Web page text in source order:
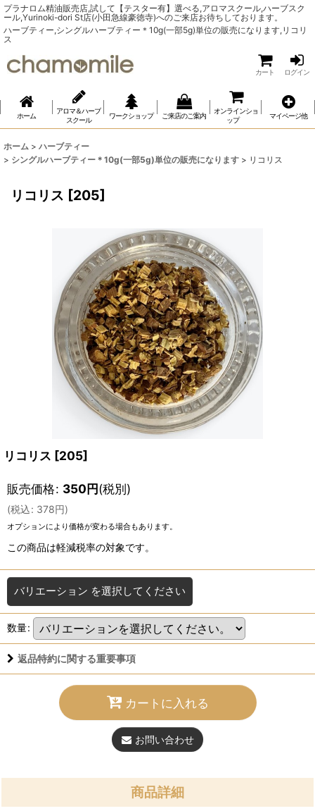
プラナロム精油販売店,試して【テスター有】選べる,アロマスクール,ハーブスク
ール,Yurinoki-dori St店(小田急線豪徳寺)へのご来店お待ちしております。
ハーブティー,シングルハーブティー＊10g(一部5g)単位の販売になります,リコリ
ス
カート ログイン
ホーム
アロマ＆ハーブ
スクール
ワークショップ ご来店のご案内
オンラインショ
ップ
マイページ他
ホーム > ハーブティー
> シングルハーブティー＊10g(一部5g)単位の販売になります > リコリス
リコリス [205]
リコリス [205]
販売価格: 350円(税別)
(税込: 378円)
オプションにより価格が変わる場合もあります。
この商品は軽減税率の対象です。
バリエーション を選択してください
数量:
返品特約に関する重要事項
カートに入れる
お問い合わせ
商品詳細